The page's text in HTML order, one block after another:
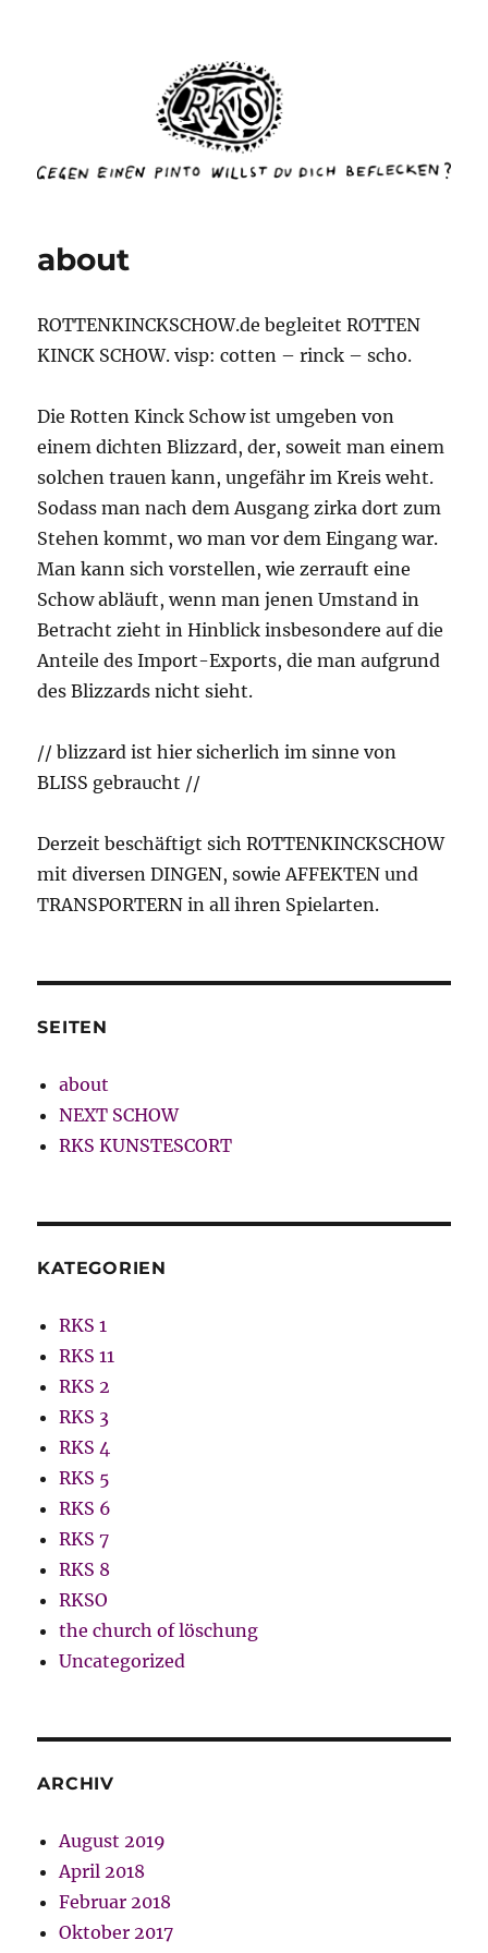
rottenkinckschow
about
ROTTENKINCKSCHOW.de begleitet ROTTEN
KINCK SCHOW. visp: cotten – rinck – scho.
Die Rotten Kinck Schow ist umgeben von
einem dichten Blizzard, der, soweit man einem
solchen trauen kann, ungefähr im Kreis weht.
Sodass man nach dem Ausgang zirka dort zum
Stehen kommt, wo man vor dem Eingang war.
Man kann sich vorstellen, wie zerrauft eine
Schow abläuft, wenn man jenen Umstand in
Betracht zieht in Hinblick insbesondere auf die
Anteile des Import-Exports, die man aufgrund
des Blizzards nicht sieht.
// blizzard ist hier sicherlich im sinne von
BLISS gebraucht //
Derzeit beschäftigt sich ROTTENKINCKSCHOW
mit diversen DINGEN, sowie AFFEKTEN und
TRANSPORTERN in all ihren Spielarten.
SEITEN
about
NEXT SCHOW
RKS KUNSTESCORT
KATEGORIEN
RKS 1
RKS 11
RKS 2
RKS 3
RKS 4
RKS 5
RKS 6
RKS 7
RKS 8
RKSO
the church of löschung
Uncategorized
ARCHIV
August 2019
April 2018
Februar 2018
Oktober 2017